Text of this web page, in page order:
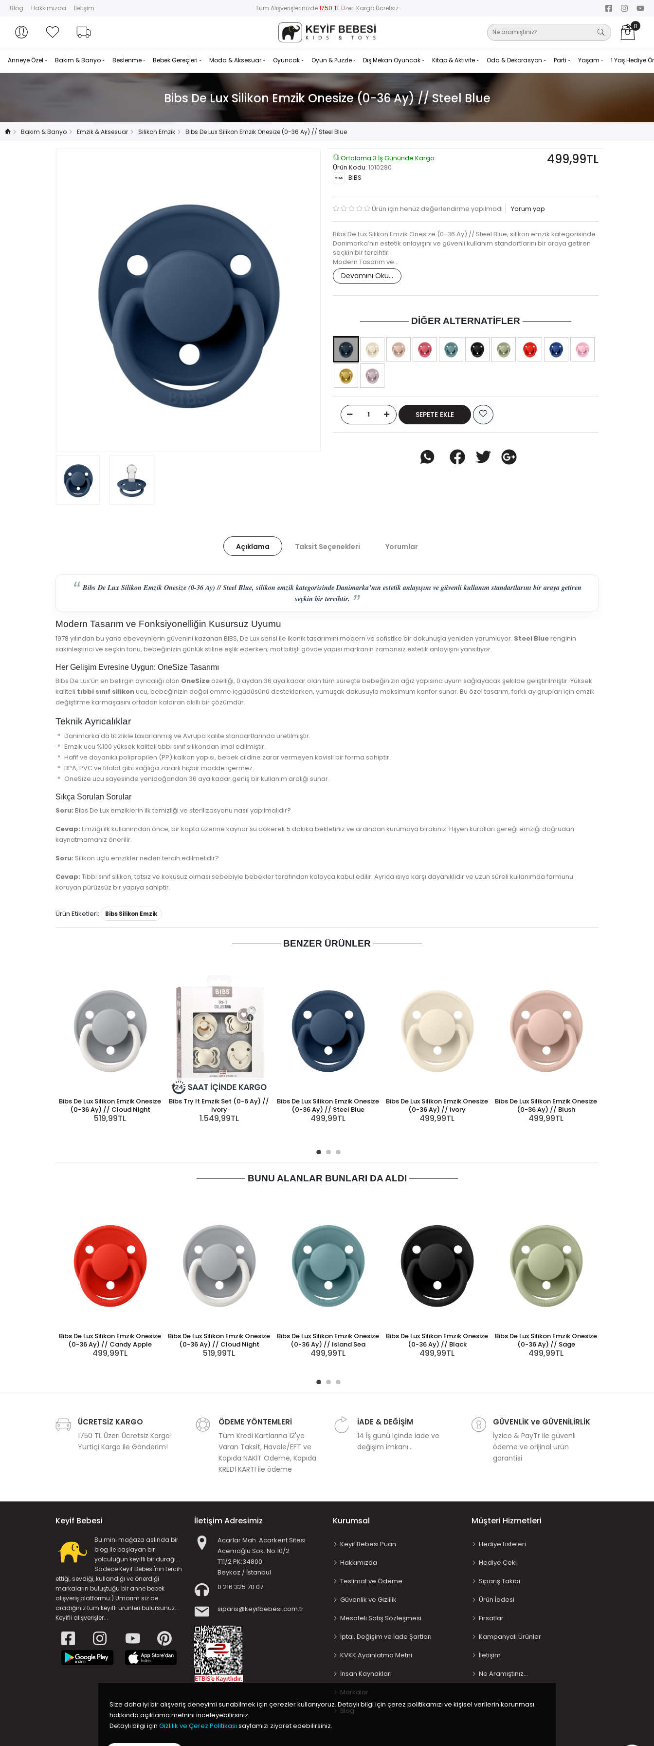
Blog Hakkımızda İletişim Tüm Alışverişlerinizde1750 TL Üzeri Kargo Ücretsiz
Hesabım
Hesabım Favorilerim 0
Anneye Özel Bakım & Banyo Beslenme Bebek Gereçleri Moda & Aksesuar Oyuncak Oyun & Puzzle Dış Mekan Oyuncak Kitap & Aktivite Oda & Dekorasyon Parti Yaşam 1 Yaş Hediye
Bibs De Lux Silikon Emzik Onesize (0-36 Ay) // Steel Blue
Bakım & Banyo Emzik & Aksesuar Silikon Emzik Bibs De Lux Silikon Emzik Onesize (0-36 Ay) // Steel Blue
Ortalama 3 İş Gününde Kargo
Ürün Kodu: 1010280
BIBS
499,99TL
Ürün için henüz değerlendirme yapılmadı Yorum yap
Bibs De Lux Silikon Emzik Onesize (0-36 Ay) // Steel Blue, silikon emzik kategorisinde
Danimarka’nın estetik anlayışını ve güvenli kullanım standartlarını bir araya getiren
seçkin bir tercihtir.
Modern Tasarım ve…
Devamını Oku...
DIĞER ALTERNATIFLER
SEPETE EKLE
Açıklama Taksit Seçenekleri Yorumlar
Bibs De Lux Silikon Emzik Onesize (0-36 Ay) // Steel Blue, silikon emzik kategorisinde Danimarka’nın estetik anlayışını ve güvenli kullanım standartlarını bir araya getiren
seçkin bir tercihtir.
Modern Tasarım ve Fonksiyonelliğin Kusursuz Uyumu
1978 yılından bu yana ebeveynlerin güvenini kazanan BIBS, De Lux serisi ile ikonik tasarımını modern ve sofistike bir dokunuşla yeniden yorumluyor. Steel Bluerenginin
sakinleştirici ve seçkin tonu, bebeğinizin günlük stiline eşlik ederken; mat bitişli gövde yapısı markanın zamansız estetik anlayışını yansıtıyor.
Her Gelişim Evresine Uygun: OneSize Tasarımı
Bibs De Lux’ün en belirgin ayrıcalığı olan OneSize özelliği, 0 aydan 36 aya kadar olan tüm süreçte bebeğinizin ağız yapısına uyum sağlayacak şekilde geliştirilmiştir. Yüksek
kaliteli tıbbi sınıf silikonucu, bebeğinizin doğal emme içgüdüsünü desteklerken, yumuşak dokusuyla maksimum konfor sunar. Bu özel tasarım, farklı ay grupları için emzik
değiştirme karmaşasını ortadan kaldıran akıllı bir çözümdür.
Teknik Ayrıcalıklar
Danimarka'da titizlikle tasarlanmış ve Avrupa kalite standartlarında üretilmiştir.
Emzik ucu %100 yüksek kaliteli tıbbi sınıf silikondan imal edilmiştir.
Hafif ve dayanıklı polipropilen (PP) kalkan yapısı, bebek cildine zarar vermeyen kavisli bir forma sahiptir.
BPA, PVC ve fitalat gibi sağlığa zararlı hiçbir madde içermez.
OneSize ucu sayesinde yenidoğandan 36 aya kadar geniş bir kullanım aralığı sunar.
Sıkça Sorulan Sorular
Soru: Bibs De Lux emziklerin ilk temizliği ve sterilizasyonu nasıl yapılmalıdır?
Cevap: Emziği ilk kullanımdan önce, bir kapta üzerine kaynar su dökerek 5 dakika bekletiniz ve ardından kurumaya bırakınız. Hijyen kuralları gereği emziği doğrudan
kaynatmamanız önerilir.
Soru: Silikon uçlu emzikler neden tercih edilmelidir?
Cevap: Tıbbi sınıf silikon, tatsız ve kokusuz olması sebebiyle bebekler tarafından kolayca kabul edilir. Ayrıca ısıya karşı dayanıklıdır ve uzun süreli kullanımda formunu
koruyan pürüzsüz bir yapıya sahiptir.
Ürün Etiketleri: Bibs Silikon Emzik
BENZER ÜRÜNLER
Bibs De Lux Silikon Emzik Onesize
(0-36 Ay) // Cloud Night
519,99TL
Bibs Try It Emzik Set (0-6 Ay) //
Ivory
1.549,99TL
Bibs De Lux Silikon Emzik Onesize
(0-36 Ay) // Steel Blue
499,99TL
Bibs De Lux Silikon Emzik Onesize
(0-36 Ay) // Ivory
499,99TL
Bibs De Lux Silikon Emzik Onesize
(0-36 Ay) // Blush
499,99TL
BUNU ALANLAR BUNLARI DA ALDI
Bibs De Lux Silikon Emzik Onesize
(0-36 Ay) // Candy Apple
499,99TL
Bibs De Lux Silikon Emzik Onesize
(0-36 Ay) // Cloud Night
519,99TL
Bibs De Lux Silikon Emzik Onesize
(0-36 Ay) // Island Sea
499,99TL
Bibs De Lux Silikon Emzik Onesize
(0-36 Ay) // Black
499,99TL
Bibs De Lux Silikon Emzik Onesize
(0-36 Ay) // Sage
499,99TL
ÜCRETSİZ KARGO
1750 TL Üzeri Ücretsiz Kargo!
Yurtiçi Kargo ile Gönderim!
ÖDEME YÖNTEMLERİ
Tüm Kredi Kartlarına 12'ye
Varan Taksit, Havale/EFT ve
Kapıda NAKİT Ödeme, Kapıda
KREDİ KARTI ile ödeme
İADE & DEĞİŞİM
14 İş günü içinde iade ve
değişim imkanı...
GÜVENLİK ve GÜVENİLİRLİK
İyzico & PayTr ile güvenli
ödeme ve orijinal ürün
garantisi
Keyif Bebesi
Bu mini mağaza aslında bir
blog ile başlayan bir
yolculuğun keyifli bir durağı...
Sadece Keyif Bebesi'nin tercih
ettiği, sevdiği, kullandığı ve önerdiği
markaların buluştuğu bir anne bebek
alışveriş platformu:) Umarım siz de
aradığınız tüm keyifli ürünleri bulursunuz...
Keyifli alışverişler...
İletişim Adresimiz
Acarlar Mah. Acarkent Sitesi
Acemoğlu Sok. No:10/2
T11/2 PK:34800
Beykoz / İstanbul
0 216 325 70 07
siparis@keyifbebesi.com.tr
Kurumsal
Keyif Bebesi Puan
Hakkımızda
Teslimat ve Ödeme
Güvenlik ve Gizlilik
Mesafeli Satış Sözleşmesi
İptal, Değişim ve İade Şartları
KVKK Aydınlatma Metni
İnsan Kaynakları
Markalar
Blog
Müşteri Hizmetleri
Hediye Listeleri
Hediye Çeki
Sipariş Takibi
Ürün İadesi
Fırsatlar
Kampanyalı Ürünler
İletişim
Ne Aramıştınız…
Size daha iyi bir alışveriş deneyimi sunabilmek için çerezler kullanıyoruz. Detaylı bilgi için çerez politikamızı ve kişisel verilerin korunması
hakkında açıklama metnini inceleyebilirsiniz.
Detaylı bilgi için Gizlilik ve Çerez Politikası sayfamızı ziyaret edebilirsiniz.